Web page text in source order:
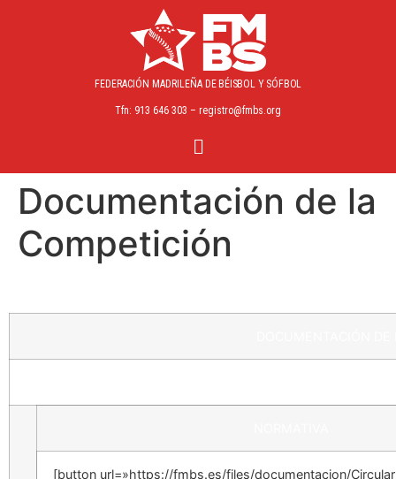
FEDERACIÓN MADRILEÑA DE BÉISBOL Y SÓFBOL
Tfn: 913 646 303 – registro@fmbs.org
Documentación de la
Competición
[button url=»https://fmbs.es/files/documentacion/